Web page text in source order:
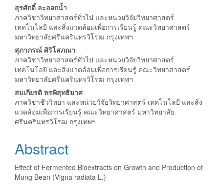
สุรศักดิ์ ละลอกน้ำ
ภาควิชาวิทยาศาสตร์ทั่วไป และหน่วยวิจัยวิทยาศาสตร์
เทคโนโลยี และสิ่งแวดล้อมเพื่อการเรียนรู้ คณะวิทยาศาสตร์
มหาวิทยาลัยศรีนครินทรวิโรฒ กรุงเทพฯ
สุภาภรณ์ ศิริโสภณา
ภาควิชาวิทยาศาสตร์ทั่วไป และหน่วยวิจัยวิทยาศาสตร์
เทคโนโลยี และสิ่งแวดล้อมเพื่อการเรียนรู้ คณะวิทยาศาสตร์
มหาวิทยาลัยศรีนครินทรวิโรฒ กรุงเทพฯ
สมเกียรติ พรพิสุทธิมาศ
ภาควิชาชีววิทยา และหน่วยวิจัยวิทยาศาสตร์ เทคโนโลยี และสิ่ง
แวดล้อมเพื่อการเรียนรู้ คณะวิทยาศาสตร์ มหาวิทยาลัย
ศรีนครินทรวิโรฒ กรุงเทพฯ
Abstract
Effect of Fermented Bioextracts on Growth and Production of
Mung Bean (Vigna radiata L.)